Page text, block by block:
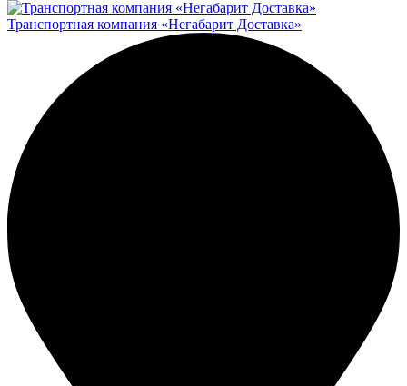
Транспортная компания «Негабарит Доставка»